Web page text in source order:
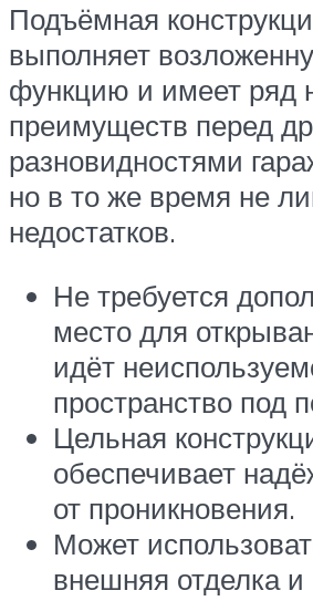
Подъёмная
выполняет
функцию и имеет ряд
преимуществ перед
разновидностями
но в то же время не
недостатков.
Не требуется
место для
идёт
пространство под
Цельная
обеспечивает
от проникновения.
Может
внешняя отделка и